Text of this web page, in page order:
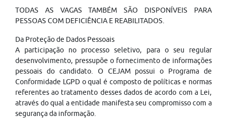
TODAS AS VAGAS TAMBÉM SÃO DISPONÍVEIS PARA
PESSOAS COM DEFICIÊNCIA E REABILITADOS.
Da Proteção de Dados Pessoais
A participação no processo seletivo, para o seu regular
desenvolvimento, pressupõe o fornecimento de informações
pessoais do candidato. O CEJAM possui o Programa de
Conformidade LGPD o qual é composto de políticas e normas
referentes ao tratamento desses dados de acordo com a Lei,
através do qual a entidade manifesta seu compromisso com a
segurança da informação.